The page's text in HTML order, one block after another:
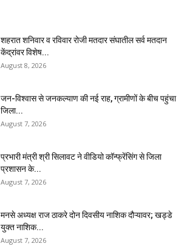
शहरात शनिवार व रविवार रोजी मतदार संघातील सर्व मतदान
केंद्रांवर विशेष...
August 8, 2026
जन-विश्वास से जनकल्याण की नई राह, ग्रामीणों के बीच पहुंचा
जिला...
August 7, 2026
प्रभारी मंत्री श्री सिलावट ने वीडियो कॉन्फ्रेंसिंग से जिला
प्रशासन के...
August 7, 2026
मनसे अध्यक्ष राज ठाकरे दोन दिवसीय नाशिक दौऱ्यावर; खड्डे
युक्त नाशिक...
August 7, 2026